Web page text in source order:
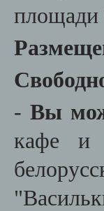
площади
- Вы
кафе и